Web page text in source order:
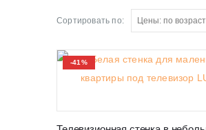
Сортировать по:
-41%